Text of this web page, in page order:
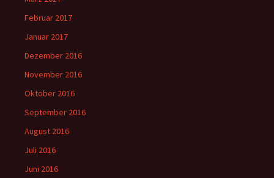
Februar 2017
Januar 2017
Dezember 2016
November 2016
Oktober 2016
September 2016
August 2016
Juli 2016
Juni 2016